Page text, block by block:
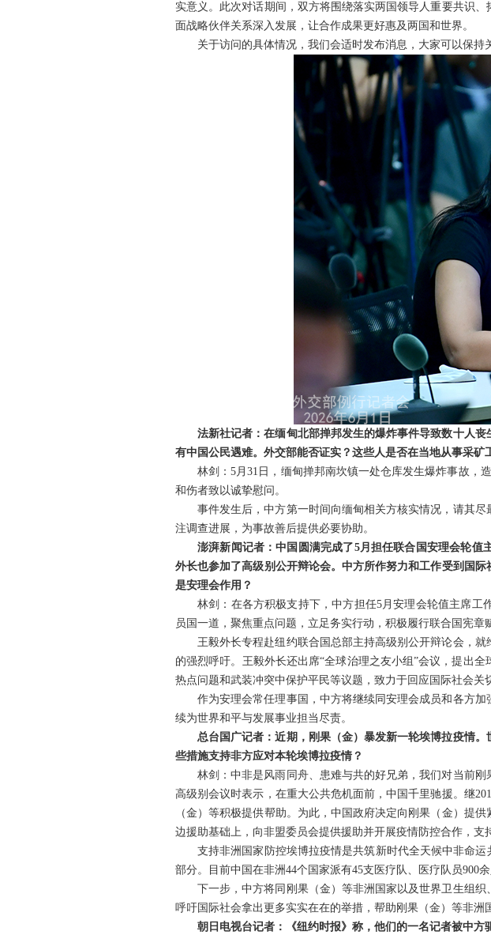
实意义。此次对话期间，双方将围绕落实两国领导人重要共识
面战略伙伴关系深入发展，让合作成果更好惠及两国和世界。
关于访问的具体情况，我们会适时发布消息，大家可以保持
法新社记者：在缅甸北部掸邦发生的爆炸事件导致数十人
有中国公民遇难。外交部能否证实？这些人是否在当地从事采矿
林剑：5月31日，缅甸掸邦南坎镇一处仓库发生爆炸事故，
和伤者致以诚挚慰问。
事件发生后，中方第一时间向缅甸相关方核实情况，请其
注调查进展，为事故善后提供必要协助。
澎湃新闻记者：中国圆满完成了5月担任联合国安理会轮
外长也参加了高级别公开辩论会。中方所作努力和工作受到国
是安理会作用？
林剑：在各方积极支持下，中方担任5月安理会轮值主席
员国一道，聚焦重点问题，立足务实行动，积极履行联合国宪章
王毅外长专程赴纽约联合国总部主持高级别公开辩论会，
的强烈呼吁。王毅外长还出席“全球治理之友小组”会议，提出
热点问题和武装冲突中保护平民等议题，致力于回应国际社会关
作为安理会常任理事国，中方将继续同安理会成员和各方
续为世界和平与发展事业担当尽责。
总台国广记者：近期，刚果（金）暴发新一轮埃博拉疫情
些措施支持非方应对本轮埃博拉疫情？
林剑：中非是风雨同舟、患难与共的好兄弟，我们对当前
高级别会议时表示，在重大公共危机面前，中国千里驰援。继
（金）等积极提供帮助。为此，中国政府决定向刚果（金）提
边援助基础上，向非盟委员会提供援助并开展疫情防控合作，支
支持非洲国家防控埃博拉疫情是共筑新时代全天候中非命
部分。目前中国在非洲44个国家派有45支医疗队、医疗队员900
下一步，中方将同刚果（金）等非洲国家以及世界卫生组
呼吁国际社会拿出更多实实在在的举措，帮助刚果（金）等非洲
朝日电视台记者：《纽约时报》称，他们的一名记者被中方